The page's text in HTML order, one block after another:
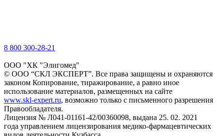
8 800 300-28-21
ООО "ХК "Элигомед"
© ООО “СКЛ ЭКСПЕРТ”. Все права защищены и охраняются
законом Копирование, тиражирование, а равно иное
использование материалов, размещенных на сайте
www.skl-expert.ru, возможно только с письменного разрешения
Правообладателя.
Лицензия № Л041-01161-42/00360098, выдана 25. 02. 2021
года управлением лицензирования медико-фармацевтических